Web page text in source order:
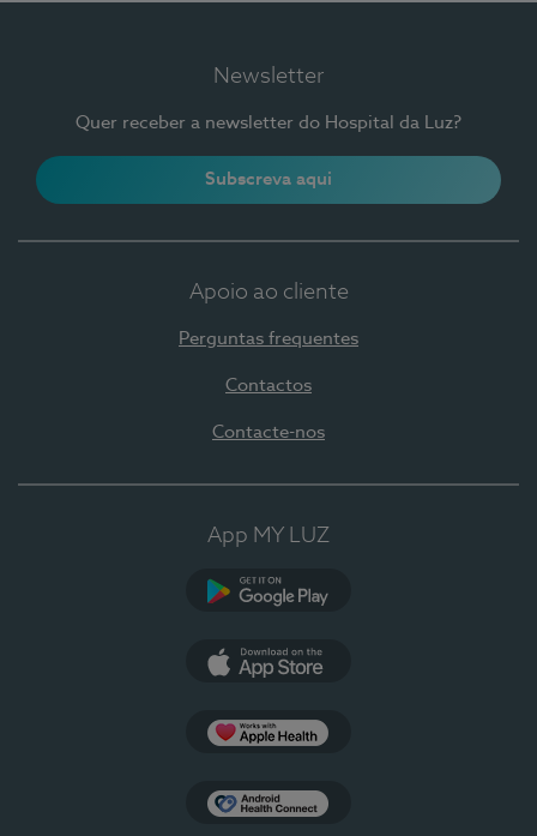
Newsletter
Quer receber a newsletter do Hospital da Luz?
Subscreva aqui
Apoio ao cliente
Perguntas frequentes
Contactos
Contacte-nos
App MY LUZ